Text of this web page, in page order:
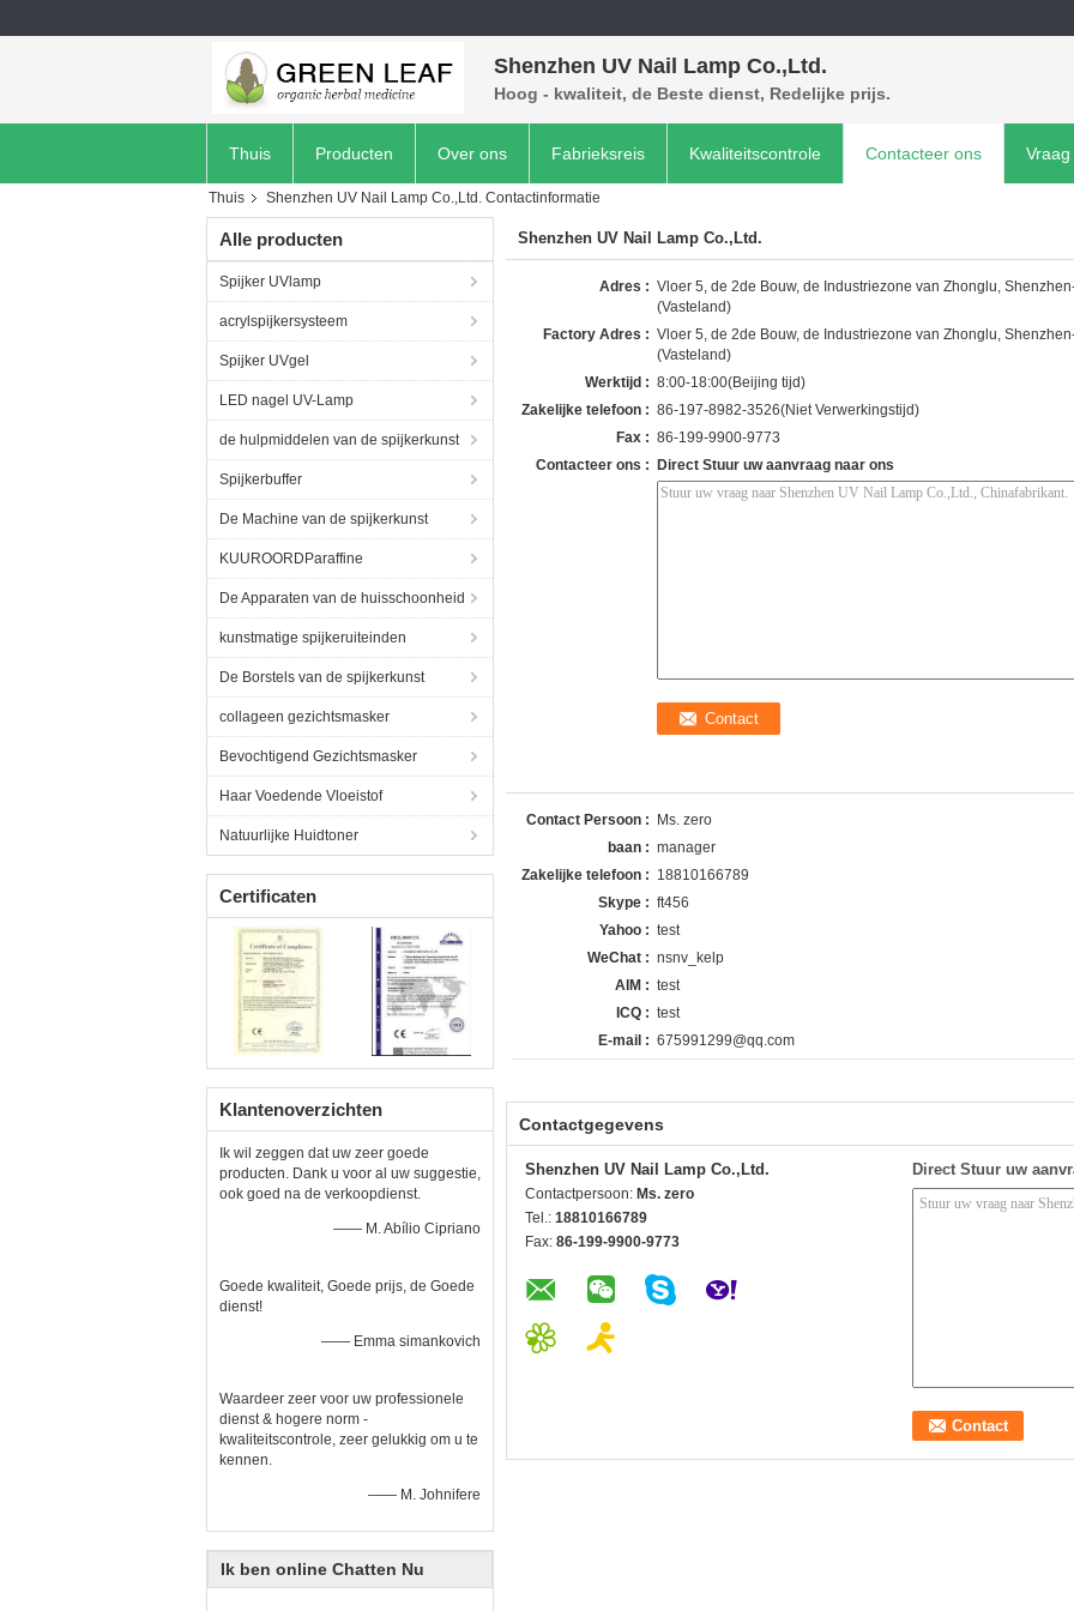
Shenzhen UV Nail Lamp Co.,Ltd.
Hoog - kwaliteit, de Beste dienst, Redelijke prijs.
Thuis Producten Over ons Fabrieksreis Kwaliteitscontrole Contacteer ons
Thuis Shenzhen UV Nail Lamp Co.,Ltd. Contactinformatie
Alle producten
Spijker UVlamp
acrylspijkersysteem
Spijker UVgel
LED nagel UV-Lamp
de hulpmiddelen van de spijkerkunst
Spijkerbuffer
De Machine van de spijkerkunst
KUUROORDParaffine
De Apparaten van de huisschoonheid
kunstmatige spijkeruiteinden
De Borstels van de spijkerkunst
collageen gezichtsmasker
Bevochtigend Gezichtsmasker
Haar Voedende Vloeistof
Natuurlijke Huidtoner
Certificaten
Klantenoverzichten
Ik wil zeggen dat uw zeer goede
producten. Dank u voor al uw suggestie,
ook goed na de verkoopdienst.
—— M. Abílio Cipriano
Goede kwaliteit, Goede prijs, de Goede
dienst!
—— Emma simankovich
Waardeer zeer voor uw professionele
dienst & hogere norm -
kwaliteitscontrole, zeer gelukkig om u te
kennen.
—— M. Johnifere
Ik ben online Chatten Nu
Shenzhen UV Nail Lamp Co.,Ltd.
Adres : Vloer 5, de 2de Bouw, de Industriezone van Zhonglu,
(Vasteland)
Factory Adres : Vloer 5, de 2de Bouw, de Industriezone van Zhonglu,
(Vasteland)
Werktijd : 8:00-18:00(Beijing tijd)
Zakelijke telefoon : 86-197-8982-3526(Niet Verwerkingstijd)
Fax : 86-199-9900-9773
Contacteer ons :
Direct Stuur uw aanvraag naar ons
Contact Persoon :
Ms. zero
baan : manager
Zakelijke telefoon : 18810166789
Skype : ft456
Yahoo : test
WeChat : nsnv_kelp
AIM : test
ICQ : test
E-mail : 675991299@qq.com
Contactgegevens
Shenzhen UV Nail Lamp Co.,Ltd.
Contactpersoon: Ms. zero
Tel.: 18810166789
Fax: 86-199-9900-9773
Direct Stuur uw